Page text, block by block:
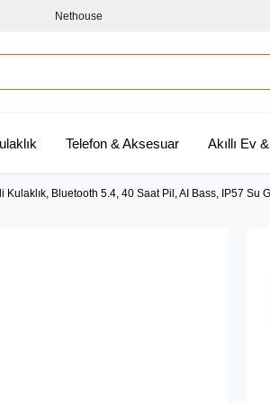
Nethouse
Telefon & Aksesuar Akıllı Ev
Bluetooth 5.4, 40 Saat Pil, AI Bass, IP57 Su